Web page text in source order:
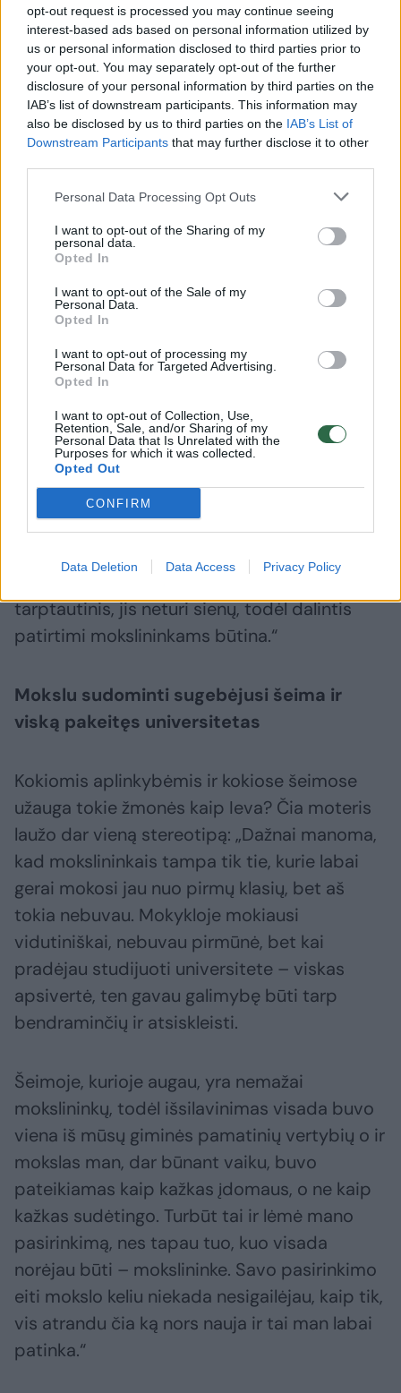
opt-out request is processed you may continue seeing
interest-based ads based on personal information utilized by
us or personal information disclosed to third parties prior to
your opt-out. You may separately opt-out of the further
disclosure of your personal information by third parties on the
IAB’s list of downstream participants. This information may
also be disclosed by us to third parties on the IAB’s List of
Downstream Participants that may further disclose it to other
Personal Data Processing Opt Outs
I want to opt-out of the Sharing of my
personal data.
Opted In
I want to opt-out of the Sale of my
Personal Data.
Opted In
I want to opt-out of processing my
Personal Data for Targeted Advertising.
Opted In
I want to opt-out of Collection, Use,
Retention, Sale, and/or Sharing of my
Personal Data that Is Unrelated with the
Purposes for which it was collected.
Opted Out
CONFIRM
Data Deletion Data Access Privacy Policy
„Nuo savo mokslinio kelio pradžios aš dirbau
grupėje, kurioje buvo daug aktyvių
mokslininkų ir mokslininkių, todėl šiandien
neįsivaizduoju savo dienos be aktyvios
mokslinės veiklos, projektų, jaunųjų
mokslininkų rengimo. Tiesa sakant, apie didelį
pripažinimą ar pasiekimus negalvojau ir
negalvoju, tiesiog dirbu darbą, kurį myliu, čia
esu atradusi save. Manau, kad man neblogai
sekasi, nes darau tai, ką mėgstu“, – šypsosi I.
turime itin daug galimybių atlikti aukšto lygio
mokslinius tyrimus ir taip pat
bendradarbiauti su aukščiausio lygio
moksliniais centrais visame pasaulyje, juose
stažuotis ar atlikti tokius tyrimus, kuriems
nėra galimybių Lietuvoje: „Tai labai svarbu
norint vystyti naujausias mokslines
tematikas, įgauti patirties ir ją perduoti
jaunajai kartais. Mokslas visada yra
tarptautinis, jis neturi sienų, todėl dalintis
patirtimi mokslininkams būtina.“
Mokslu sudominti sugebėjusi šeima ir
viską pakeitęs universitetas
Kokiomis aplinkybėmis ir kokiose šeimose
užauga tokie žmonės kaip Ieva? Čia moteris
laužo dar vieną stereotipą: „Dažnai manoma,
kad mokslininkais tampa tik tie, kurie labai
gerai mokosi jau nuo pirmų klasių, bet aš
tokia nebuvau. Mokykloje mokiausi
vidutiniškai, nebuvau pirmūnė, bet kai
pradėjau studijuoti universitete – viskas
apsivertė, ten gavau galimybę būti tarp
bendraminčių ir atsiskleisti.
Šeimoje, kurioje augau, yra nemažai
mokslininkų, todėl išsilavinimas visada buvo
viena iš mūsų giminės pamatinių vertybių o ir
mokslas man, dar būnant vaiku, buvo
pateikiamas kaip kažkas įdomaus, o ne kaip
kažkas sudėtingo. Turbūt tai ir lėmė mano
pasirinkimą, nes tapau tuo, kuo visada
norėjau būti – mokslininke. Savo pasirinkimo
eiti mokslo keliu niekada nesigailėjau, kaip tik,
vis atrandu čia ką nors nauja ir tai man labai
patinka.“